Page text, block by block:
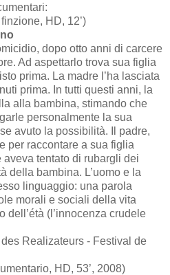
HD, 12’)
dopo otto anni di carcere
Ad aspettarlo trova sua figlia
prima. La madre l’ha lasciata
prima. In tutti questi anni, la
alla bambina, stimando che
personalmente la sua
avuto la possibilità. Il padre,
per raccontare a sua figlia
aveva tentato di rubargli dei
della bambina. L’uomo e la
linguaggio: una parola
morali e sociali della vita
dell’étà (l’innocenza crudele
Realizateurs - Festival de
HD, 53’, 2008)